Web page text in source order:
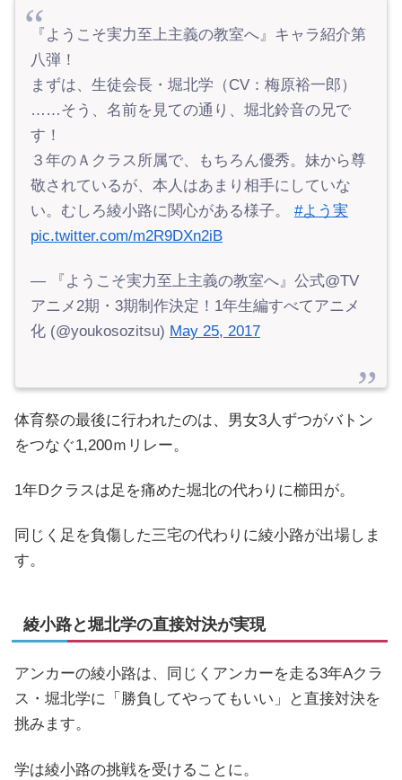
『ようこそ実力至上主義の教室へ』キャラ紹介第
八弾！
まずは、生徒会長・堀北学（CV：梅原裕一郎）
……そう、名前を見ての通り、堀北鈴音の兄で
す！
３年のＡクラス所属で、もちろん優秀。妹から尊
敬されているが、本人はあまり相手にしていな
い。むしろ綾小路に関心がある様子。 #よう実
pic.twitter.com/m2R9DXn2iB
— 『ようこそ実力至上主義の教室へ』公式@TV
アニメ2期・3期制作決定！1年生編すべてアニメ
化 (@youkosozitsu) May 25, 2017
体育祭の最後に行われたのは、男女3人ずつがバトン
をつなぐ1,200ｍリレー。
1年Ⅾクラスは足を痛めた堀北の代わりに櫛田が。
同じく足を負傷した三宅の代わりに綾小路が出場しま
す。
綾小路と堀北学の直接対決が実現
アンカーの綾小路は、同じくアンカーを走る3年Aクラ
ス・堀北学に「勝負してやってもいい」と直接対決を
挑みます。
学は綾小路の挑戦を受けることに。